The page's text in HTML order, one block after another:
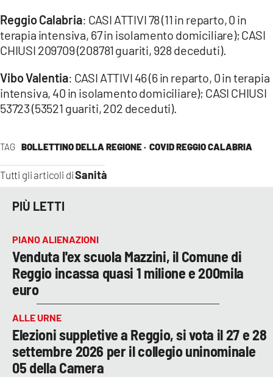
ANDROID
APPLE
TAG BOLLETTINO DELLA REGIONE · COVID REGGIO CALABRIA
Tutti gli articoli diSanità
Reggio Calabria: CASI ATTIVI 78 (11 in reparto, 0 in
terapia intensiva, 67 in isolamento domiciliare); CASI
CHIUSI 209709 (208781 guariti, 928 deceduti).
Vibo Valentia: CASI ATTIVI 46 (6 in reparto, 0 in terapia
intensiva, 40 in isolamento domiciliare); CASI CHIUSI
53723 (53521 guariti, 202 deceduti).
PIÙ LETTI
PIANO ALIENAZIONI
Venduta l'ex scuola Mazzini, il Comune di
Reggio incassa quasi 1 milione e 200mila
euro
ALLE URNE
Elezioni suppletive a Reggio, si vota il 27 e 28
settembre 2026 per il collegio uninominale
05 della Camera